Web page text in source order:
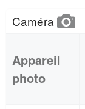
Caméra
Appareil
photo